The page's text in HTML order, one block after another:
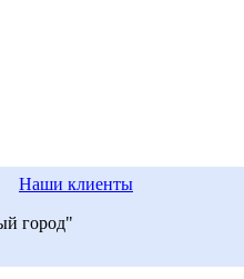
Наши клиенты
город"